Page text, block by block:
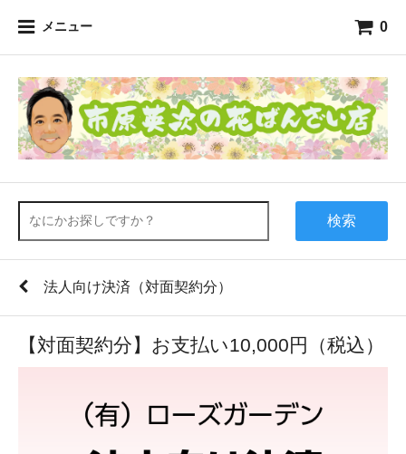
メニュー 0
検索
法人向け決済（対面契約分）
【対面契約分】お支払い10,000円（税込）